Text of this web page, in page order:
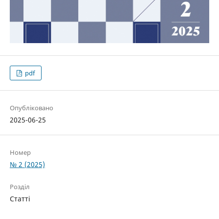
pdf
Опубліковано
2025-06-25
Номер
№ 2 (2025)
Розділ
Статті